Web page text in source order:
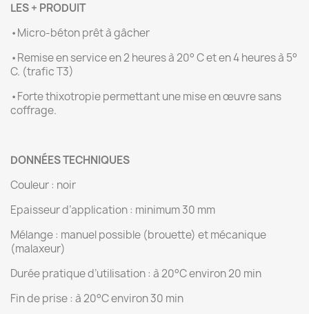
LES + PRODUIT
•Micro-béton prêt à gâcher
•Remise en service en 2 heures à 20° C et en 4 heures à 5°
C. (trafic T3)
•Forte thixotropie permettant une mise en œuvre sans
coffrage.
DONNÉES TECHNIQUES
Couleur : noir
Epaisseur d’application : minimum 30 mm
Mélange : manuel possible (brouette) et mécanique
(malaxeur)
Durée pratique d’utilisation : à 20°C environ 20 min
Fin de prise : à 20°C environ 30 min